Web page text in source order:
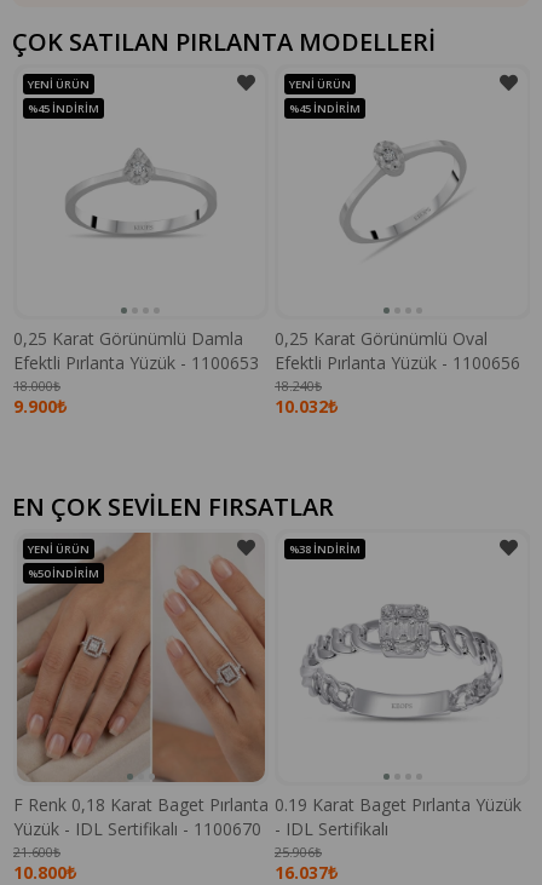
ÇOK SATILAN PIRLANTA MODELLERİ
0,25 Karat Görünümlü Damla
Efektli Pırlanta Yüzük - 1100653
9.900₺
18.000₺
YENI ÜRÜN
%45 İNDIRIM
0,25 Karat Görünümlü Oval
Efektli Pırlanta Yüzük - 1100656
10.032₺
18.240₺
YENI ÜRÜN
%45 İNDIRIM
EN ÇOK SEVİLEN FIRSATLAR
F Renk 0,18 Karat Baget Pırlanta
Yüzük - IDL Sertifikalı - 1100670
10.800₺
21.600₺
YENI ÜRÜN
%50 İNDIRIM
0.19 Karat Baget Pırlanta Yüzük
- IDL Sertifikalı
16.037₺
25.906₺
%38 İNDIRIM